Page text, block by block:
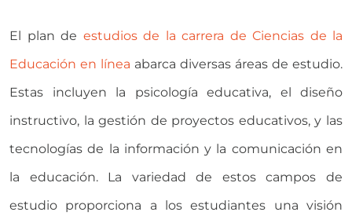
El plan de estudios de la carrera de Ciencias de la
Educación en línea abarca diversas áreas de estudio.
Estas incluyen la psicología educativa, el diseño
instructivo, la gestión de proyectos educativos, y las
tecnologías de la información y la comunicación en
la educación. La variedad de estos campos de
estudio proporciona a los estudiantes una visión